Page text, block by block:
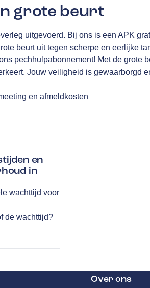
grote beurt
uitgevoerd. Bij ons is een APK
beurt uit tegen scherpe en eerlijke
pechhulpabonnement! Met de grote
Jouw veiligheid is gewaarborgd
en afmeldkosten
en
in
wachttijd voor
de wachttijd?
Over ons